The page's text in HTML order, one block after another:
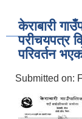
केराबारी
परीचयपत्र
परिवर्तन
Submitted on: